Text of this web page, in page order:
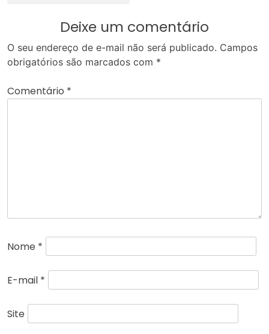
Deixe um comentário
O seu endereço de e-mail não será publicado. Campos
obrigatórios são marcados com *
Comentário *
Nome *
E-mail *
Site